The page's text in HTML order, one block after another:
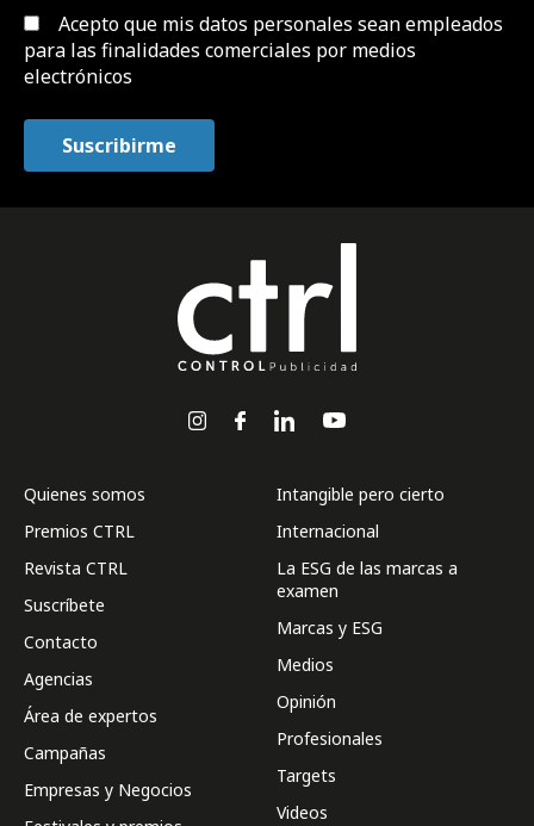
Acepto que mis datos personales sean empleados
para las finalidades comerciales por medios
electrónicos
Quienes somos
Premios CTRL
Revista CTRL
Suscríbete
Contacto
Agencias
Área de expertos
Campañas
Empresas y Negocios
Intangible pero cierto
Internacional
La ESG de las marcas a
examen
Marcas y ESG
Medios
Opinión
Profesionales
Targets
Videos